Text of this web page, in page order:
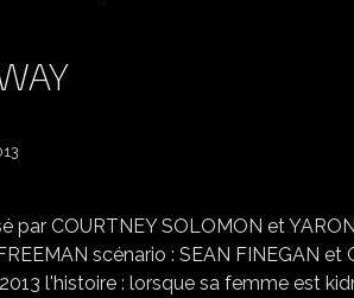
par COURTNEY SOLOMON et
scénario : SEAN FINEGAN
l'histoire : lorsque sa femme est